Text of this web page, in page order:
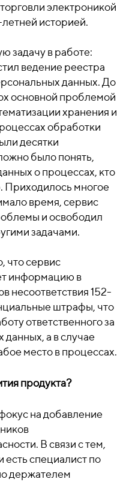
электроникой
историей.
задачу в работе:
ведение реестра
данных. До
основной проблемой
хранения и
обработки
десятки
было понять,
о процессах, кто
Приходилось многое
время, сервис
и освободил
задачами.
что сервис
информацию в
несоответствия 152-
штрафы, что
ответственного за
а в случае
место в процессах.
продукта?
на добавление
В связи с тем,
есть специалист по
держателем